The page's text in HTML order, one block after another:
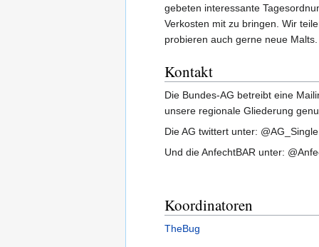
gebeten interessante
Verkosten mit zu bringen. Wir
probieren auch gerne neue Malts.
Kontakt
Die Bundes-AG betreibt eine
unsere regionale Gliederung
Die AG twittert unter:
Und die AnfechtBAR unter:
Koordinatoren
TheBug